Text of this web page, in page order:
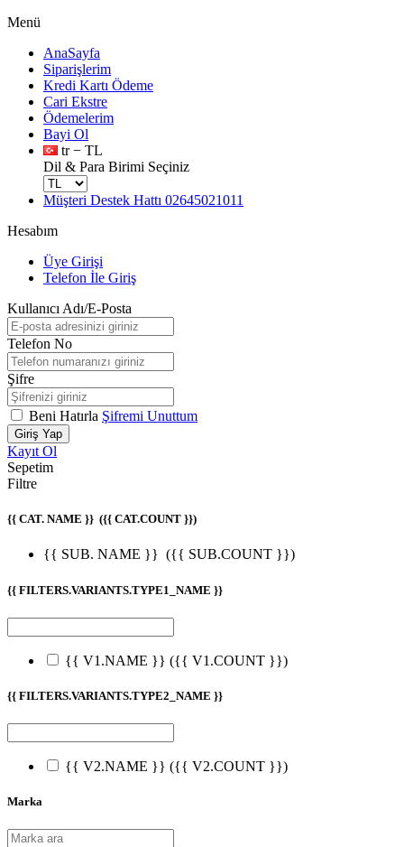
Menü
AnaSayfa
Siparişlerim
Kredi Kartı Ödeme
Cari Ekstre
Ödemelerim
Bayi Ol
tr − TL
Dil & Para Birimi Seçiniz
Müşteri Destek Hattı 02645021011
Hesabım
Üye Girişi
Telefon İle Giriş
Kullanıcı Adı/E-Posta
Telefon No
Şifre
Beni Hatırla Şifremi Unuttum
Giriş Yap
Kayıt Ol
Sepetim
Filtre
{{ CAT. NAME }} ({{ CAT.COUNT }})
{{ SUB. NAME }} ({{ SUB.COUNT }})
{{ FILTERS.VARIANTS.TYPE1_NAME }}
{{ V1.NAME }} ({{ V1.COUNT }})
{{ FILTERS.VARIANTS.TYPE2_NAME }}
{{ V2.NAME }} ({{ V2.COUNT }})
Marka